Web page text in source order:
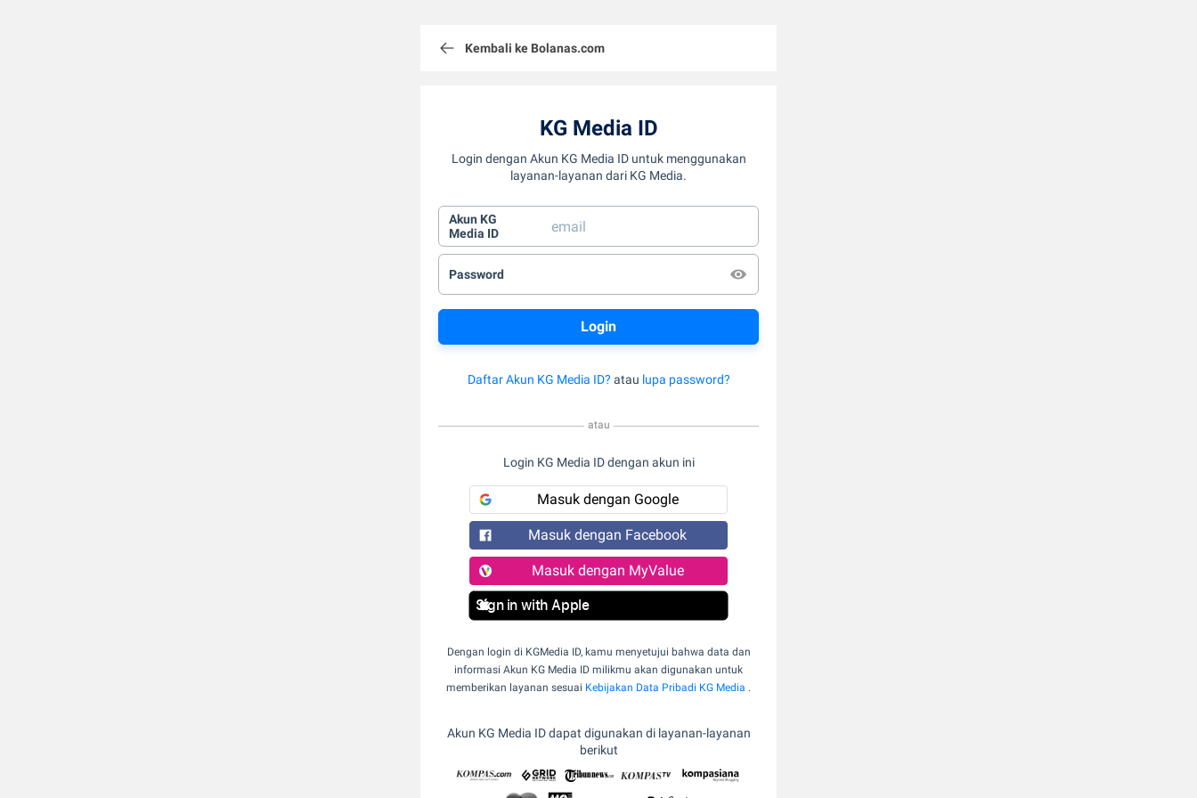
Kembali ke Bolanas.com
KG Media ID
Login dengan Akun KG Media ID untuk menggunakan
layanan-layanan dari KG Media.
Akun KG
Media ID
Password
Daftar Akun KG Media ID? atau lupa password?
atau
Login KG Media ID dengan akun ini
Masuk dengan Google
Masuk dengan Facebook
Masuk dengan MyValue
Sign in with Apple
Dengan login di KGMedia ID, kamu menyetujui bahwa data dan
informasi Akun KG Media ID milikmu akan digunakan untuk
memberikan layanan sesuai Kebijakan Data Pribadi KG Media .
Akun KG Media ID dapat digunakan di layanan-layanan
berikut